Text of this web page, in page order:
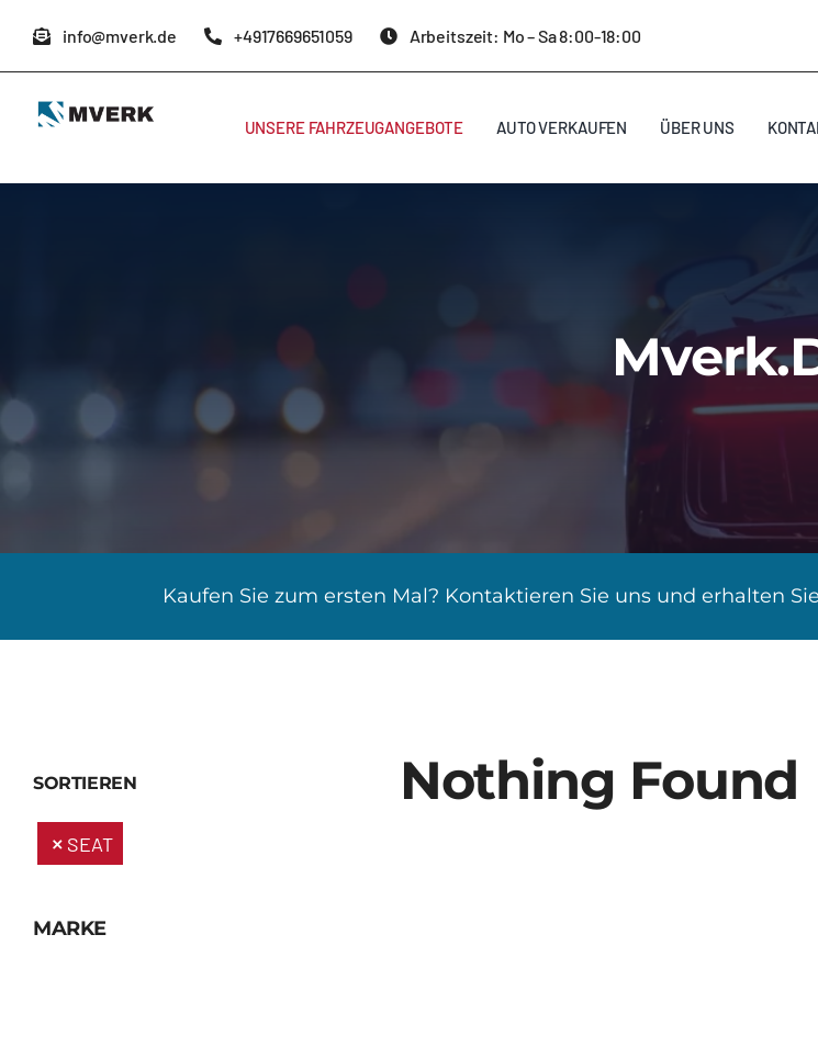
Inhalt
info@mverk.de +4917669651059 Arbeitszeit: Mo – Sa 8:00-18:00
UNSERE FAHRZEUGANGEBOTE AUTO VERKAUFEN ÜBER UNS
Kaufen Sie zum ersten Mal? Kontaktieren Sie uns und erhalten
SORTIEREN
SEAT
MARKE
Nothing Found